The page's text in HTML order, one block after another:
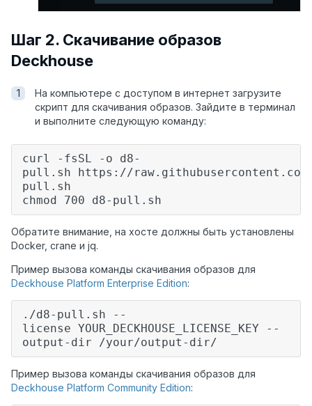
Шаг 2. Скачивание образов
Deckhouse
На компьютере с доступом в интернет загрузите
скрипт для скачивания образов. Зайдите в терминал
и выполните следующую команду:
curl -fsSL -o d8-
pull.sh https://
pull.sh
chmod 700 d8-pull.sh
Обратите внимание, на хосте должны быть установлены
Docker, crane и jq.
Пример вызова команды скачивания образов для
Deckhouse Platform Enterprise Edition:
./d8-pull.sh --
license YOUR_DECKHOUSE_LICENSE_KEY --
output-dir /your/output-dir/
Пример вызова команды скачивания образов для
Deckhouse Platform Community Edition: